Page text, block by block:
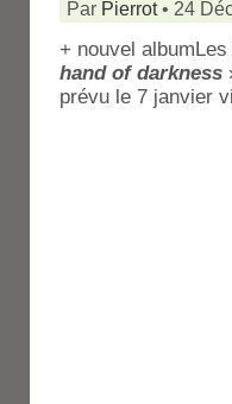
Par Pierrot• 24
+ nouvel album
hand of darkness
prévu le 7 janvier